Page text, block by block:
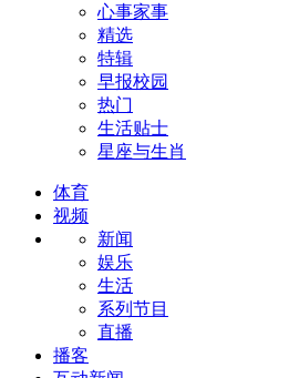
心事家事
精选
特辑
早报校园
热门
生活贴士
星座与生肖
体育
视频
新闻
娱乐
生活
系列节目
直播
播客